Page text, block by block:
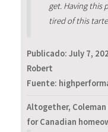
get. Having this
tired of this
Publicado: July 7,
Robert
Fuente:
Altogether,
for Canadian